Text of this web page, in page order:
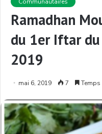
Ramadhan
du 1er Iftar du
2019
mai 6, 2019 7 Temps